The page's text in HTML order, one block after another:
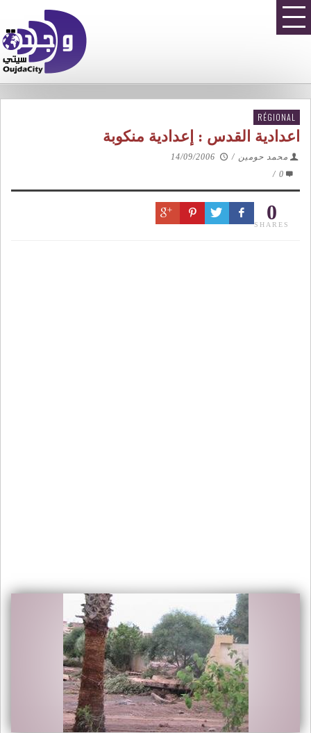
RÉGIONAL
اعدادية القدس : إعدادية منكوبة
محمد حومين /
14/09/2006
0
/
0
SHARES